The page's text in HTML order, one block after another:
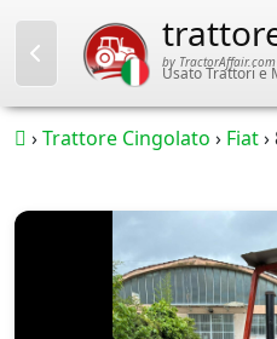
by TractorAffair.com
Usato Trattori e
›Trattore Cingolato › Fiat›